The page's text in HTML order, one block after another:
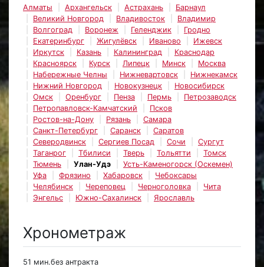
Алматы Архангельск Астрахань
Барнаул
Великий Новгород
Владивосток
Владимир
Волгоград
Воронеж Геленджик
Гродно
Екатеринбург
Жигулёвск Иваново
Ижевск
Иркутск
Казань Калининград
Краснодар
Красноярск
Курск Липецк Минск
Москва
Набережные Челны
Нижневартовск
Нижнекамск
Нижний Новгород
Новокузнецк
Новосибирск
Омск
Оренбург Пенза Пермь
Петрозаводск
Петропавловск-Камчатский
Псков
Ростов-на-Дону
Рязань
Самара
Санкт-Петербург
Саранск
Саратов
Северодвинск
Сергиев Посад Сочи
Сургут
Таганрог
Тбилиси Тверь Тольятти
Томск
Тюмень
Улан-Удэ
Усть-Каменогорск (Оскемен)
Уфа
Фрязино Хабаровск
Чебоксары
Челябинск
Череповец Черноголовка
Чита
Энгельс
Южно-Сахалинск Ярославль
Хронометраж
51 мин.без антракта